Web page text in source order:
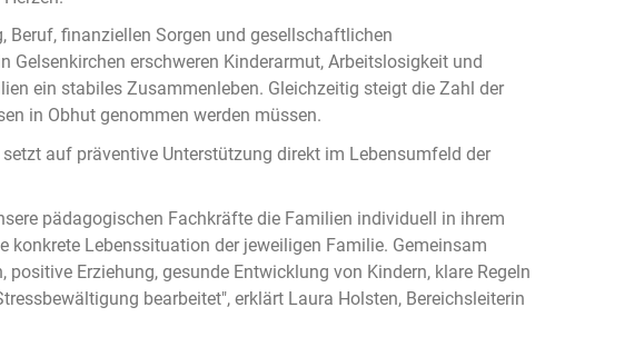
Beruf, finanziellen Sorgen und gesellschaftlichen
Gelsenkirchen erschweren Kinderarmut, Arbeitslosigkeit und
ein stabiles Zusammenleben. Gleichzeitig steigt die Zahl der
in Obhut genommen werden müssen.
auf präventive Unterstützung direkt im Lebensumfeld der
pädagogischen Fachkräfte die Familien individuell in ihrem
Lebenssituation der jeweiligen Familie. Gemeinsam
Erziehung, gesunde Entwicklung von Kindern, klare Regeln
bearbeitet", erklärt Laura Holsten, Bereichsleiterin